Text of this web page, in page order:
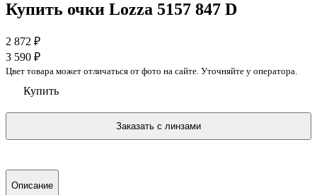
Купить очки Lozza 5157 847 D
2 872 ₽
3 590 ₽
Цвет товара может отличаться от фото на сайте. Уточняйте у оператора.
Купить
Описание